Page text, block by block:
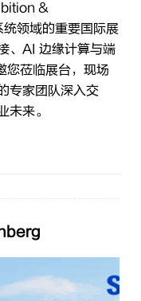
&
领域的重要国际展
、AI 边缘计算与端
您莅临展台，现场
专家团队深入交
未来。